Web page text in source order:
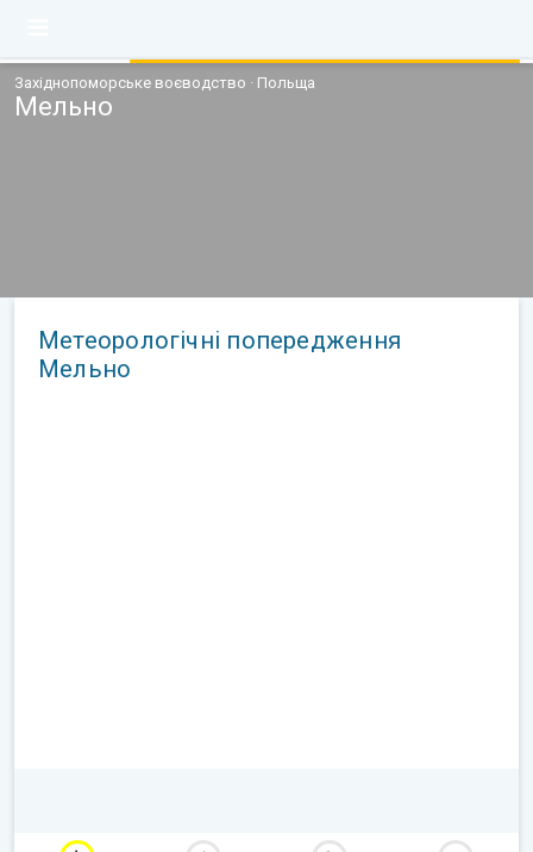
Західнопоморське воєводство · Польща
Мельно
Метеорологічні попередження
Мельно